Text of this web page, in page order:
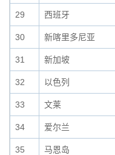
29 西班牙
30 新喀里多尼亚
31 新加坡
32 以色列
33 文莱
34 爱尔兰
35 马恩岛